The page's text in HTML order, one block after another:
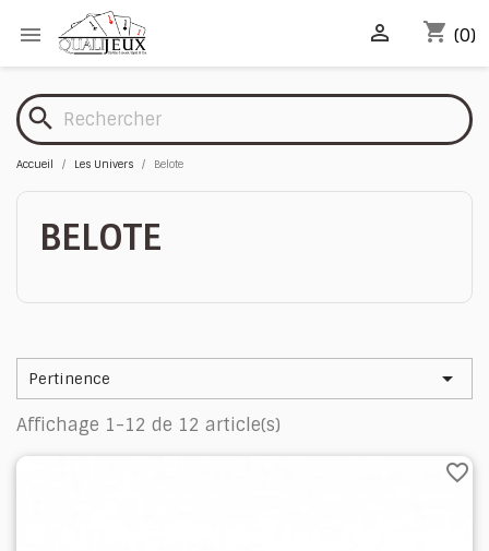
 shopping_cart (0)

search
Accueil Les Univers Belote
BELOTE
Pertinence 
Affichage 1-12 de 12 article(s)
favorite_border